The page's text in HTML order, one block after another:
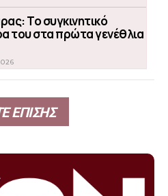
Το συγκινητικό
του στα πρώτα γενέθλια
ΕΠΙΣΗΣ